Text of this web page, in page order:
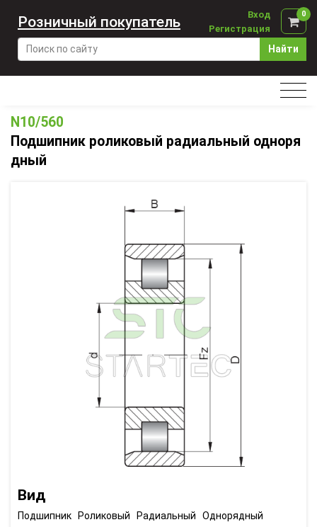
Найти
Вход
Регистрация
0
Розничный покупатель
N10/560
Подшипник роликовый радиальный одноря
дный
Вид
Подшипник Роликовый Радиальный Однорядный